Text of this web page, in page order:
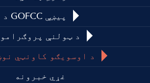
غړي خبرونه